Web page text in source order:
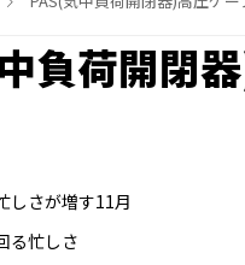
負荷開閉
しさが増す11月
る忙しさ